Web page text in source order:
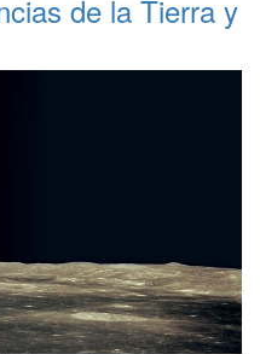
de la Tierra y